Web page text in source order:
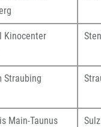
Kinocenter
Straubing
Main-Taunus